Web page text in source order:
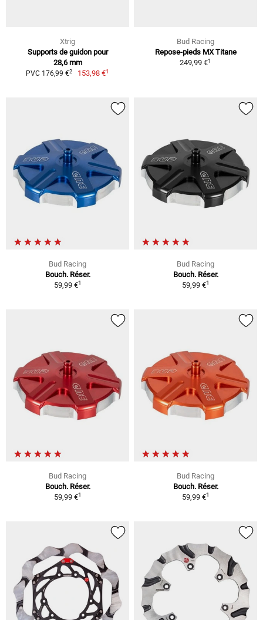
Xtrig
Supports de guidon pour
28,6 mm
PVC 176,99 €2 153,98 €1
Bud Racing
Repose-pieds MX Titane
249,99 €1
Bud Racing
Bouch. Réser.
59,99 €1
Bud Racing
Bouch. Réser.
59,99 €1
Bud Racing
Bouch. Réser.
59,99 €1
Bud Racing
Bouch. Réser.
59,99 €1